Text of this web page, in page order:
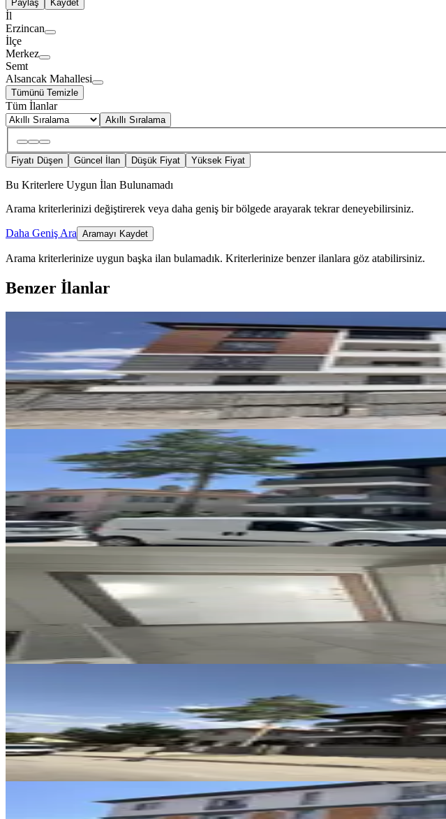
Paylaş
Kaydet
İl
Erzincan
İlçe
Merkez
Semt
Alsancak Mahallesi
Tümünü Temizle
Tüm İlanlar
Akıllı Sıralama
Fiyatı Düşen Güncel İlan Düşük Fiyat Yüksek Fiyat
Bu Kriterlere Uygun İlan Bulunamadı
Arama kriterlerinizi değiştirerek veya daha geniş bir bölgede arayarak tekrar deneyebilirsiniz.
Daha Geniş Ara Aramayı Kaydet
Arama kriterlerinize uygun başka ilan bulamadık. Kriterlerinize benzer ilanlara göz atabilirsiniz.
Benzer İlanlar
Remax Dem'den Cumhuriyet Mah. 2+1 Kiralık Daire
Merkez, Başbağlar Mahallesi
2+1·90 m²·1. Kat·04.08.2026
19.500 ₺
Remax Dem'den Halitpaşa Mah. 1+1 Kiralık Daire
Merkez, Halitpaşa Mahallesi
1+1·65 m²·2. Kat· 04.08.2026
16.500 ₺
4,5+1 Temiz Lüks Daire
Merkez, Demirkent Mahallesi
4.5+1·
Merkez, Halitpaşa Mahallesi
1+1· 50 m²·2. Kat·31.07.2026
23.000 ₺
Remax Dem'den İnönü Mah.yerden Isıtmalı Kiralık